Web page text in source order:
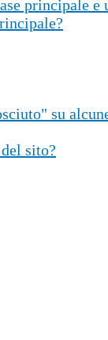
principale e
su
sito?